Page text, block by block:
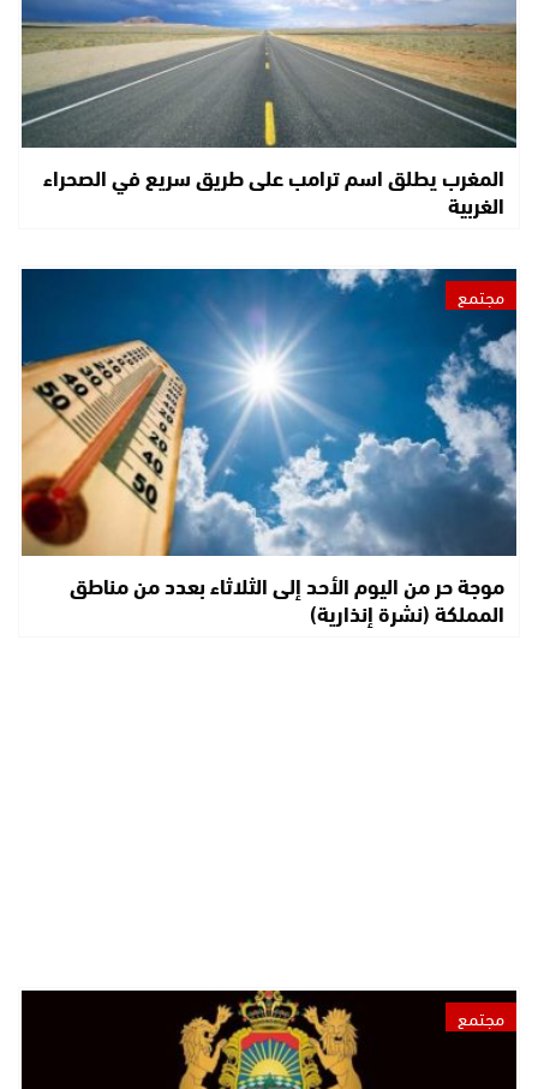
المغرب يطلق اسم ترامب على طريق سريع في الصحراء
الغربية
مجتمع
موجة حر من اليوم الأحد إلى الثلاثاء بعدد من مناطق
المملكة (نشرة إنذارية)
مجتمع